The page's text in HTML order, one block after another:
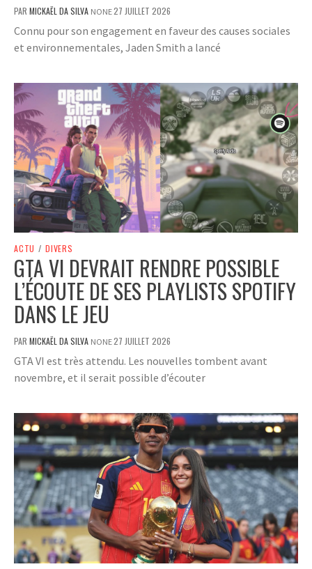
PAR MICKAËL DA SILVA NONE27 JUILLET 2026
Connu pour son engagement en faveur des causes sociales
et environnementales, Jaden Smith a lancé
ACTU / DIVERS
GTA VI DEVRAIT RENDRE POSSIBLE
L’ÉCOUTE DE SES PLAYLISTS SPOTIFY
DANS LE JEU
PAR MICKAËL DA SILVA NONE27 JUILLET 2026
GTA VI est très attendu. Les nouvelles tombent avant
novembre, et il serait possible d’écouter